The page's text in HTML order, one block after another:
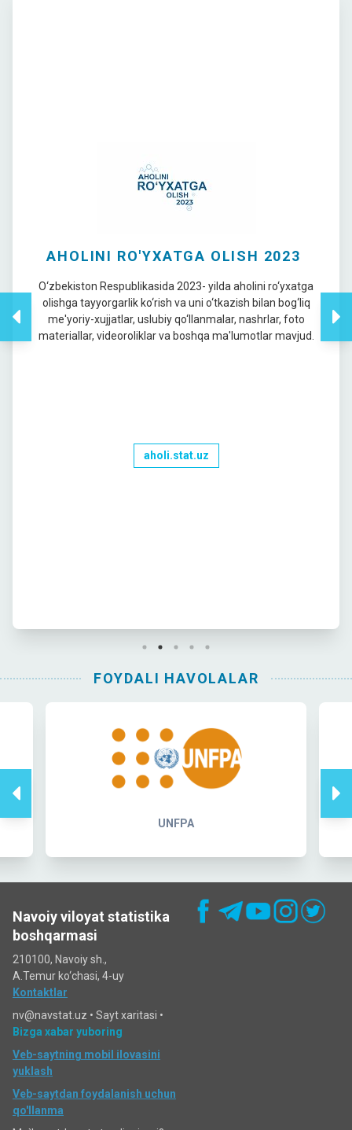
AHOLINI RO'YXATGA OLISH 2023
O‘zbekiston Respublikasida 2023- yilda aholini ro‘yxatga
olishga tayyorgarlik ko‘rish va uni o‘tkazish bilan bog‘liq
me'yoriy-xujjatlar, uslubiy qo‘llanmalar, nashrlar, foto
materiallar, videoroliklar va boshqa ma'lumotlar mavjud.
aholi.stat.uz
FOYDALI HAVOLALAR
UNFPA
Navoiy viloyat statistika
boshqarmasi
210100, Navoiy sh.,
A.Temur ko‘chаsi, 4-uy
Kontaktlar
nv@navstat.uz • Sayt xaritasi •
Bizga xabar yuboring
Veb-saytning mobil ilovasini
yuklash
Veb-saytdan foydalanish uchun
qo'llanma